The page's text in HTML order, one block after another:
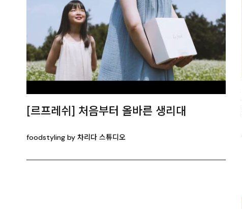
[르프레쉬] 처음부터 올바른 생리대
foodstyling by 차리다 스튜디오